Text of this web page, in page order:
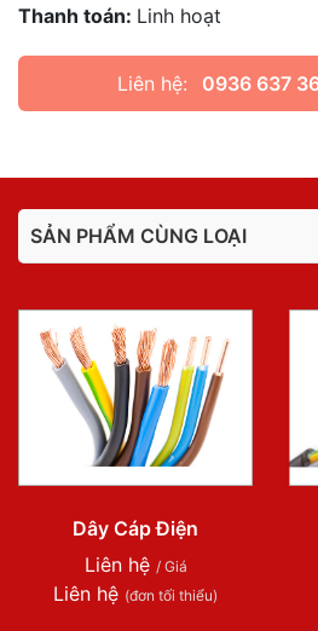
Thanh toán: Linh hoạt
Liên hệ: 0936 637
SẢN PHẨM CÙNG LOẠI
Dây Cáp Điện
Liên hệ / Giá
Liên hệ (đơn tối thiểu)